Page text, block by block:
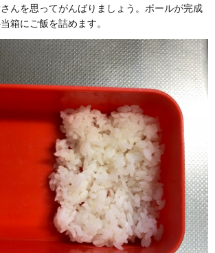
んを思ってがんばりましょう。ボールが完成
箱にご飯を詰めます。